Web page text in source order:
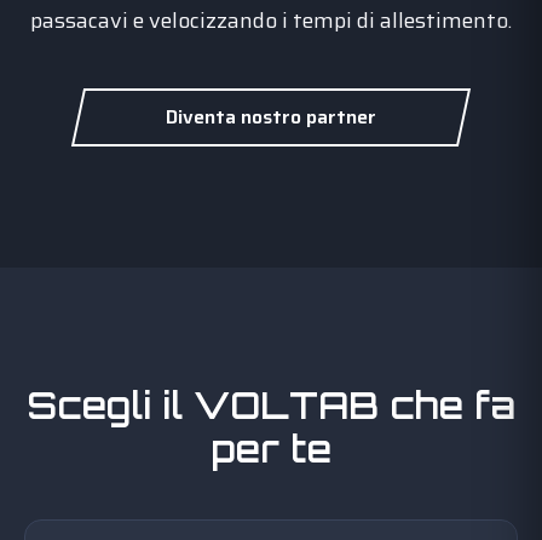
passacavi e velocizzando i tempi di allestimento.
Diventa nostro partner
Scegli il VOLTAB che fa
per te